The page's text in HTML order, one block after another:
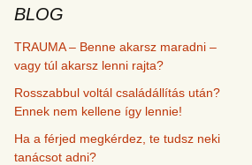
BLOG
TRAUMA – Benne akarsz maradni –
vagy túl akarsz lenni rajta?
Rosszabbul voltál családállítás után?
Ennek nem kellene így lennie!
Ha a férjed megkérdez, te tudsz neki
tanácsot adni?